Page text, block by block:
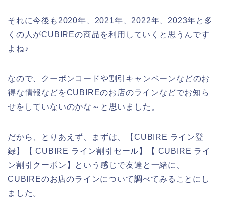
それに今後も2020年、2021年、2022年、2023年と多
くの人がCUBIREの商品を利用していくと思うんです
よね♪
なので、クーポンコードや割引キャンペーンなどのお
得な情報などをCUBIREのお店のラインなどでお知ら
せをしていないのかな～と思いました。
だから、とりあえず、まずは、【CUBIRE ライン登
録】【 CUBIRE ライン割引セール】【 CUBIRE ライ
ン割引クーポン】という感じで友達と一緒に、
CUBIREのお店のラインについて調べてみることにし
ました。